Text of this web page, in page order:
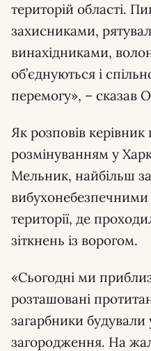
територій області.
захисниками,
винахідниками,
об’єднуються і
перемогу», – сказав
Як розповів
розмінуванням у
Мельник, найбільш
території, де
зіткнень із ворогом.
«Сьогодні ми
розташовані
загарбники будували
загородження. На